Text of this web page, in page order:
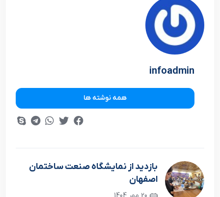
infoadmin
همه نوشته ها
بازدید از نمایشگاه صنعت ساختمان
اصفهان